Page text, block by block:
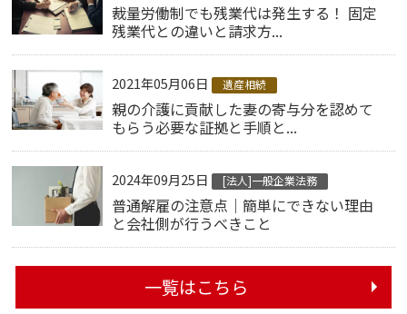
裁量労働制でも残業代は発生する！ 固定
残業代との違いと請求方...
2021年05月06日 遺産相続
親の介護に貢献した妻の寄与分を認めて
もらう必要な証拠と手順と...
2024年09月25日 [法人]一般企業法務
普通解雇の注意点｜簡単にできない理由
と会社側が行うべきこと
一覧はこちら